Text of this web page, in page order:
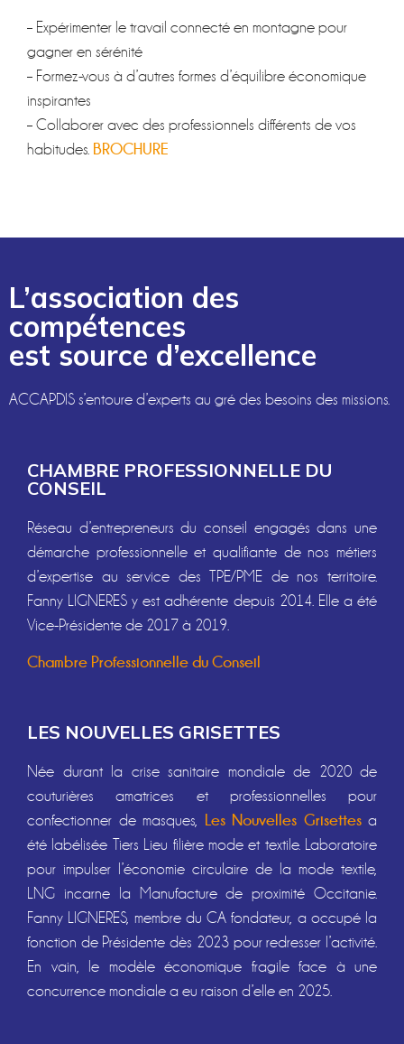
– Expérimenter le travail connecté en montagne pour
gagner en sérénité
– Formez-vous à d’autres formes d’équilibre économique
inspirantes
– Collaborer avec des professionnels différents de vos
habitudes. BROCHURE
L’association des
compétences
est source d’excellence
ACCAPDIS s’entoure d’experts au gré des besoins des missions.
CHAMBRE PROFESSIONNELLE DU
CONSEIL
Réseau d’entrepreneurs du conseil engagés dans une
démarche professionnelle et qualifiante de nos métiers
d’expertise au service des TPE/PME de nos territoire.
Fanny LIGNERES y est adhérente depuis 2014. Elle a été
Vice-Présidente de 2017 à 2019.
Chambre Professionnelle du Conseil
LES NOUVELLES GRISETTES
Née durant la crise sanitaire mondiale de 2020 de
couturières amatrices et professionnelles pour
confectionner de masques, Les Nouvelles Grisettesa
été labélisée Tiers Lieu filière mode et textile. Laboratoire
pour impulser l’économie circulaire de la mode textile,
LNG incarne la Manufacture de proximité Occitanie.
Fanny LIGNERES, membre du CA fondateur, a occupé la
fonction de Présidente dès 2023 pour redresser l’activité.
En vain, le modèle économique fragile face à une
concurrence mondiale a eu raison d’elle en 2025.